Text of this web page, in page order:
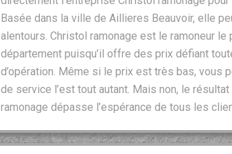
Basée dans la ville de Aillieres Beauvoir, elle
alentours. Christol ramonage est le ramoneur le
département puisqu’il offre des prix défiant
d’opération. Même si le prix est très bas, vous
de service l’est tout autant. Mais non, le
ramonage dépasse l’espérance de tous les